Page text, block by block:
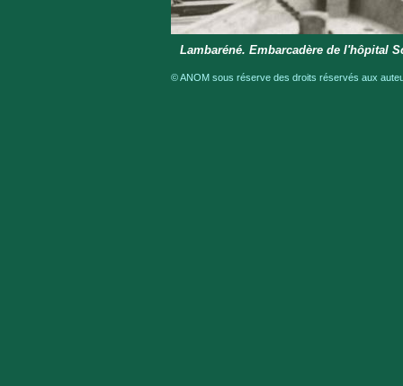
Lambaréné. Embarcadère de l'hôpital
© ANOM sous réserve des droits réservés aux